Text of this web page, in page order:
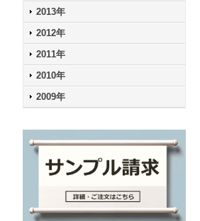
2013年
2012年
2011年
2010年
2009年